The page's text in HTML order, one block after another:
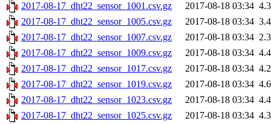
2017-08-17_dht22_sensor_1001.csv.gz
2017-08-18 03:34
2017-08-17_dht22_sensor_1005.csv.gz
2017-08-18 03:34
2017-08-17_dht22_sensor_1007.csv.gz
2017-08-18 03:34
2017-08-17_dht22_sensor_1009.csv.gz
2017-08-18 03:34
2017-08-17_dht22_sensor_1017.csv.gz
2017-08-18 03:34
2017-08-17_dht22_sensor_1019.csv.gz
2017-08-18 03:34
2017-08-17_dht22_sensor_1023.csv.gz
2017-08-18 03:34
2017-08-17_dht22_sensor_1025.csv.gz
2017-08-18 03:34